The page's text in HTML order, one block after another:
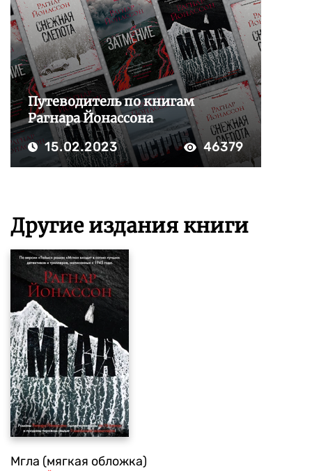
Путеводитель по книгам
Рагнара Йонассона
15.02.2023 46379
Другие издания книги
Мгла (мягкая обложка)